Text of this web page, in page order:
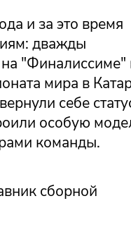
и за это время
дважды
"Финалиссиме"
мира в
себе
особую
команды.
сборной